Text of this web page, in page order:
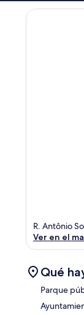
R. Antônio
Ver en el
Qué
Parque